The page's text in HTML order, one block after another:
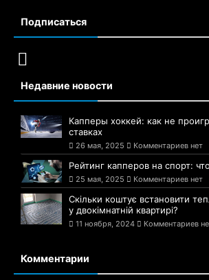
Подписаться
Недавние новости
Капперы хоккей: как не
ставках
26 мая, 2025 Комментариев нет
Рейтинг капперов на спорт:
25 мая, 2025 Комментариев нет
Скільки коштує встановити
у двокімнатній квартирі?
11 ноября, 2024 Комментариев
Комментарии